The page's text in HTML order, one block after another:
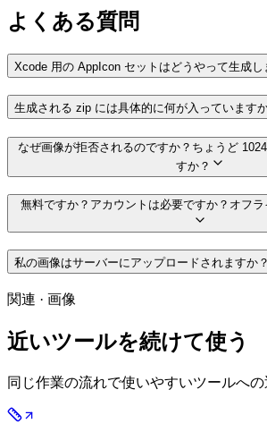
よくある質問
Xcode 用の AppIcon セットはどうやって生成し
生成される zip には具体的に何が入っています
なぜ画像が拒否されるのですか？ちょうど
すか？
無料ですか？アカウントは必要ですか？オフ
私の画像はサーバーにアップロードされますか？
関連 · 画像
近いツールを続けて使う
同じ作業の流れで使いやすいツールへの